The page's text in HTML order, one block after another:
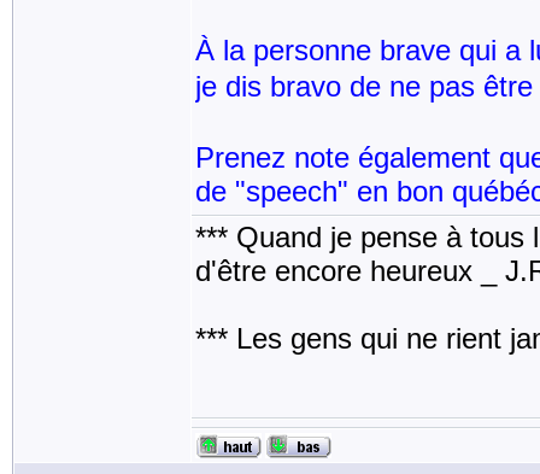
À la personne brave qui a
je dis bravo de ne pas
Prenez note également
de "speech" en bon
*** Quand je pense à tous
d'être encore heureux _
*** Les gens qui ne rient